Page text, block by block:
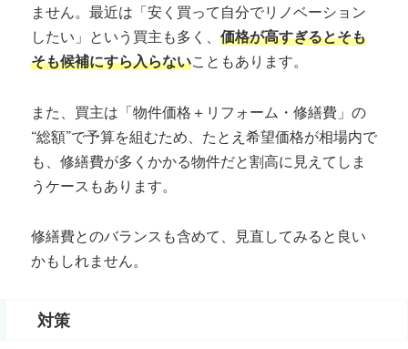
ません。最近は「安く買って自分でリノベーション
したい」という買主も多く、 価格が高すぎるとそも
そも候補にすら入らないこともあります。
また、買主は「物件価格＋リフォーム・修繕費」の
“総額”で予算を組むため、たとえ希望価格が相場内で
も、修繕費が多くかかる物件だと割高に見えてしま
うケースもあります。
修繕費とのバランスも含めて、見直してみると良い
かもしれません。
対策